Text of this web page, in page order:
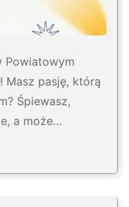
Powiatowym
Masz pasję, którą
Śpiewasz,
a może…